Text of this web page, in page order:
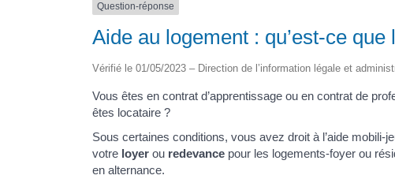
Question-réponse
Aide au logement : qu’est-ce que
Vérifié le 01/05/2023 – Direction de l’information légale et
Vous êtes en contrat d’apprentissage ou en contrat de
êtes locataire ?
Sous certaines conditions, vous avez droit à l’aide mobili-
votre loyer ou redevance pour les logements-foyer ou
en alternance.